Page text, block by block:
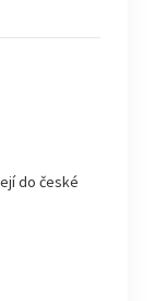
do české